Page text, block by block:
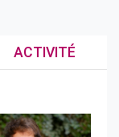
ACTIVITÉ